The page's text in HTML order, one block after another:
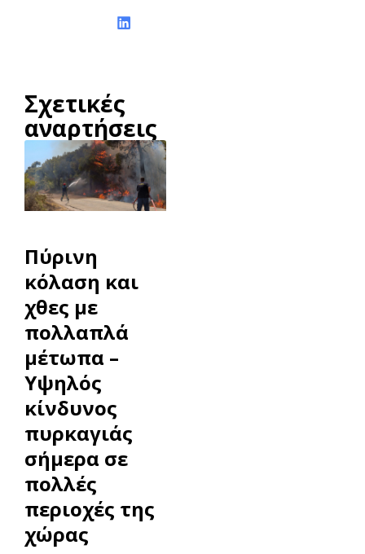
Σχετικές
αναρτήσεις
Πύρινη
κόλαση και
χθες με
πολλαπλά
μέτωπα –
Υψηλός
κίνδυνος
πυρκαγιάς
σήμερα σε
πολλές
περιοχές της
χώρας